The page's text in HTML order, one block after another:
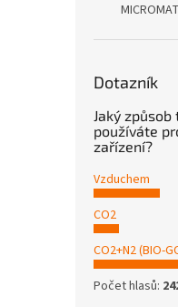
Dotazník
Jaký
používáte
zařízení?
Vzduchem
CO2
CO2+N2 (BIO-
Počet hlasů: